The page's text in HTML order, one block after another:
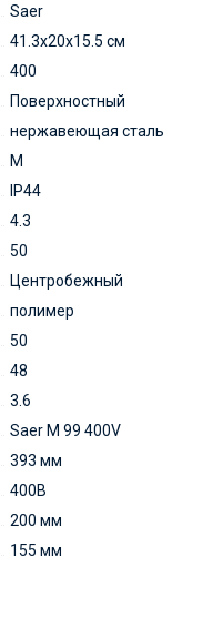
Saer
41.3x20x15.5 см
400
Поверхностный
нержавеющая сталь
M
IP44
4.3
50
Центробежный
полимер
50
48
3.6
Saer M 99 400V
393 мм
400В
200 мм
155 мм